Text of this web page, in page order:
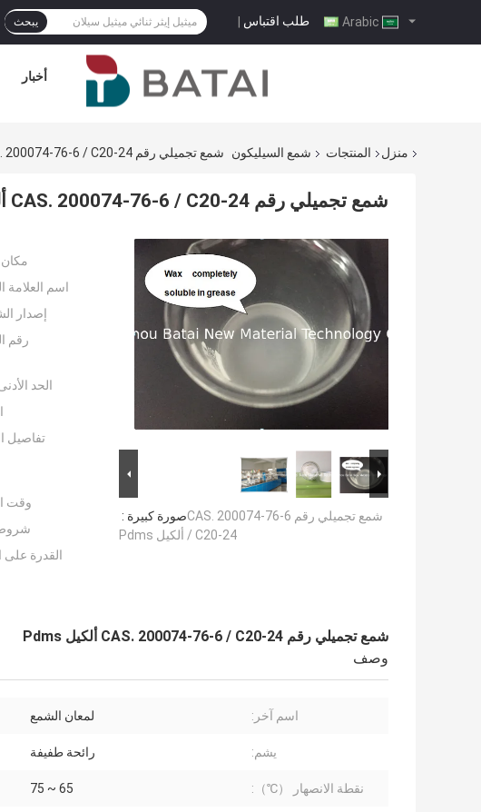
طلب اقتباس | يبحث
أخبار
منزل المنتجات شمع السيليكون شمع تجميلي رقم CAS. 200074-76-6 / C20-24 ألكيل Pdms
شمع تجميلي رقم CAS. 200074-76-6 / C20-24 ألكيل Pdms
صورة كبيرة :شمع تجميلي رقم CAS. 200074-76-6
/ C20-24 ألكيل Pdms
مكان
اسم العلامة
إصدار
رقم
الحد
تفاصيل
وقت
شروط
القدرة
شمع تجميلي رقم CAS. 200074-76-6 / C20-24 ألكيل Pdms
وصف
اسم آخر: لمعان الشمع
يشم: رائحة طفيفة
نقطة الانصهار （℃）: 65 ~ 75